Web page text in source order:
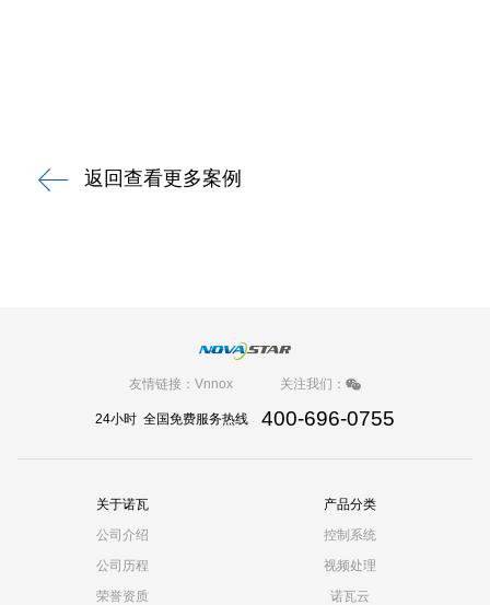
返回查看更多案例
友情链接：Vnnox 关注我们：
24小时 全国免费服务热线 400-696-0755
关于诺瓦
公司介绍
公司历程
荣誉资质
产品分类
控制系统
视频处理
诺瓦云